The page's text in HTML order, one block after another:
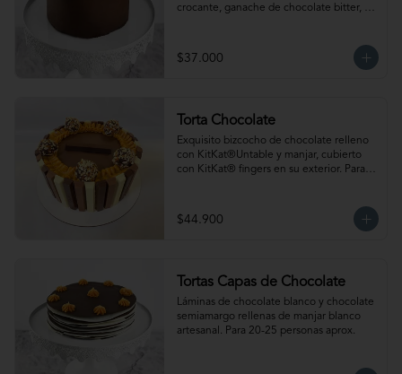
crocante, ganache de chocolate bitter,
personas. Producto congelado, se
recomienda descongelar 2 a 3 horas a
$37.000
Torta Chocolate
Exquisito bizcocho de chocolate relleno
con KitKat®Untable y manjar, cubierto
con KitKat® fingers en su exterior. Para
temperatura ambiente antes de servir.
$44.900
Tortas Capas de Chocolate
Láminas de chocolate blanco y chocolate
semiamargo rellenas de manjar blanco
artesanal. Para 20-25 personas aprox.